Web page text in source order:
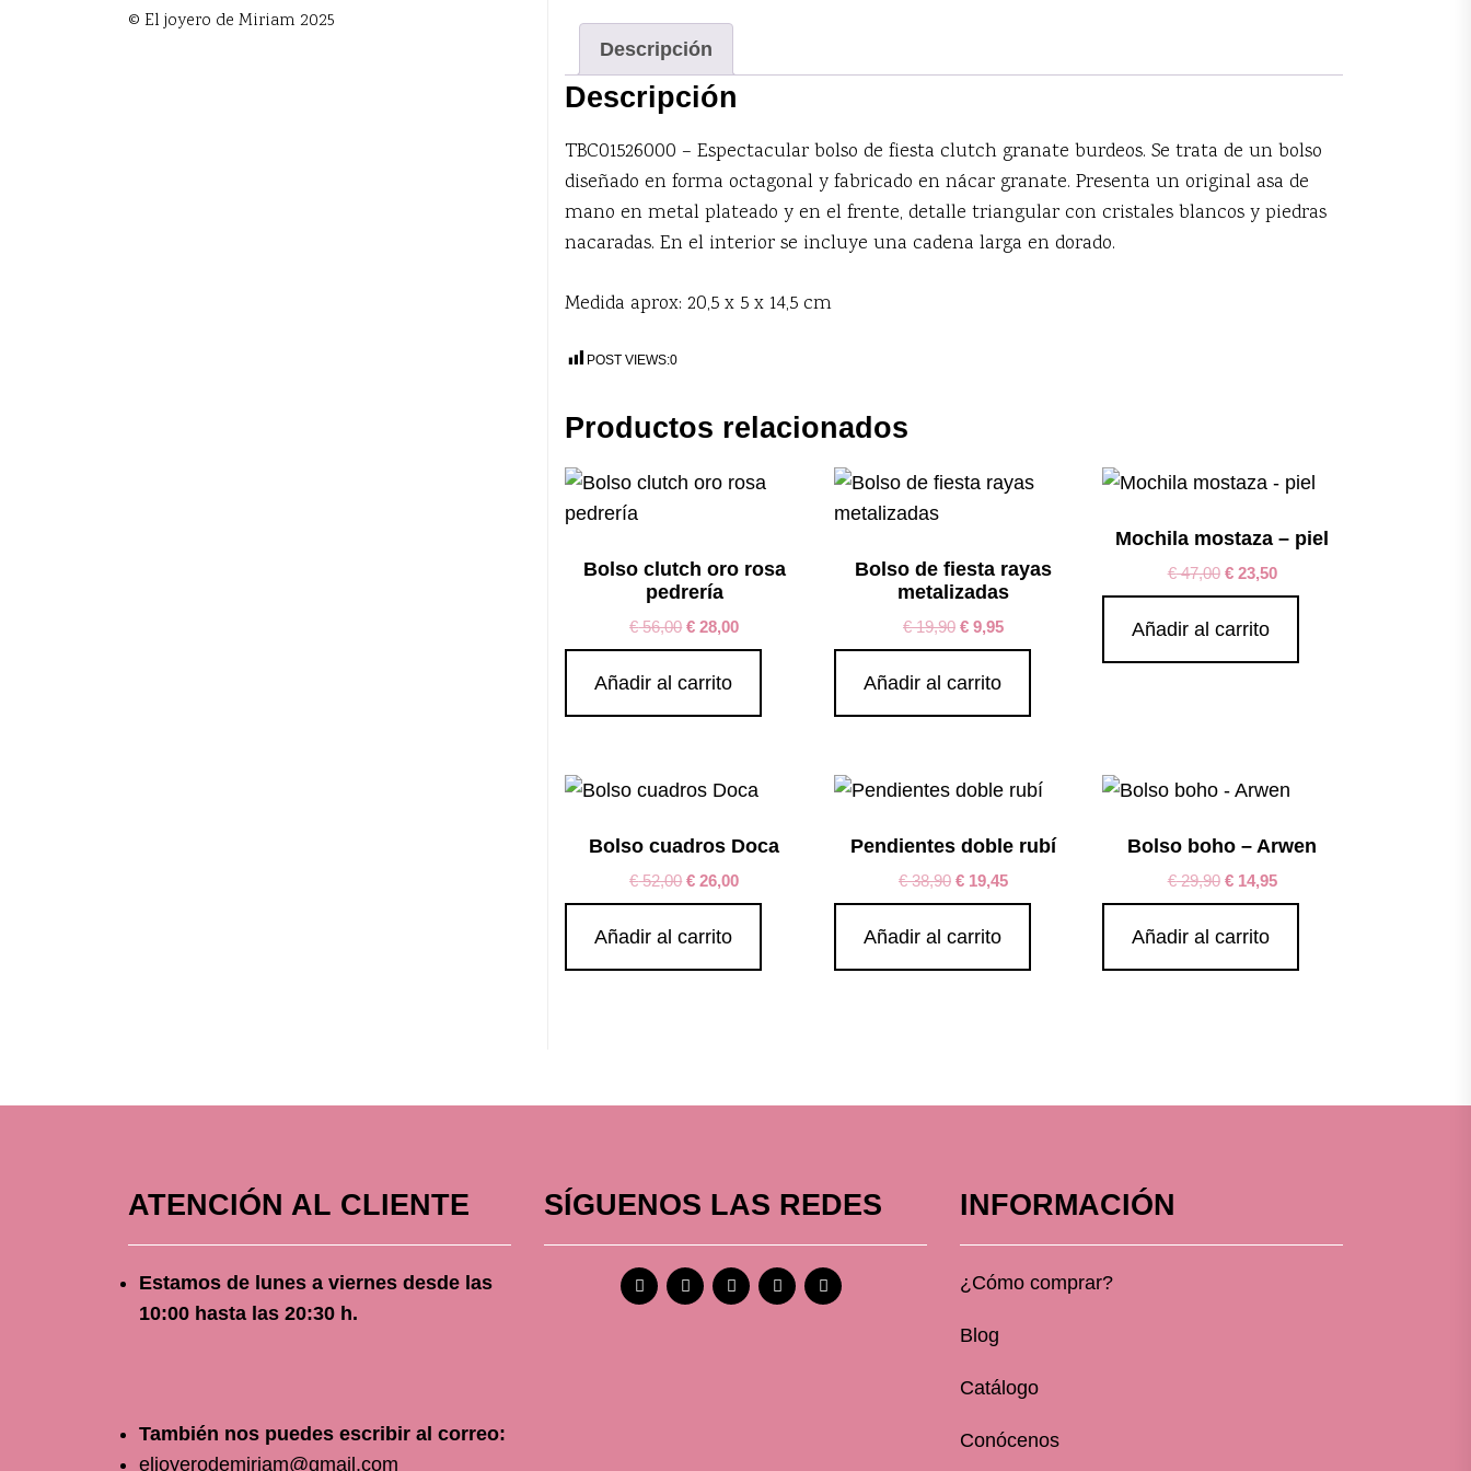
Descripción
Descripción
TBC01526000 – Espectacular bolso de fiesta clutch granate burdeos. Se trata de un bolso
diseñado en forma octagonal y fabricado en nácar granate. Presenta un original asa de
mano en metal plateado y en el frente, detalle triangular con cristales blancos y piedras
nacaradas. En el interior se incluye una cadena larga en dorado.
Medida aprox: 20,5 x 5 x 14,5 cm
POST VIEWS:0
Productos relacionados
Bolso clutch oro rosa
pedrería
€56,00 € 28,00
Añadir al carrito
Bolso de fiesta rayas
metalizadas
€19,90 €9,95
Añadir al carrito
Mochila mostaza – piel
€47,00 €23,50
Añadir al carrito
Bolso cuadros Doca
€52,00 € 26,00
Añadir al carrito
Pendientes doble rubí
€38,90 €19,45
Añadir al carrito
Bolso boho – Arwen
€29,90 €14,95
Añadir al carrito
© El joyero de Miriam 2025
ATENCIÓN AL CLIENTE
Estamos de lunes a viernes desde las
10:00 hasta las 20:30 h.
También nos puedes escribir al correo:
eljoyerodemiriam@gmail.com
SÍGUENOS LAS REDES INFORMACIÓN
¿Cómo comprar?
Blog
Catálogo
Conócenos